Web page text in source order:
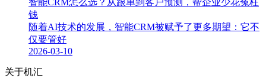
智能CRM怎么选？从跟单到客户预测，帮企业少花冤枉
钱
随着AI技术的发展，智能CRM被赋予了更多期望：它不
仅要管好
2026-03-10
关于机汇